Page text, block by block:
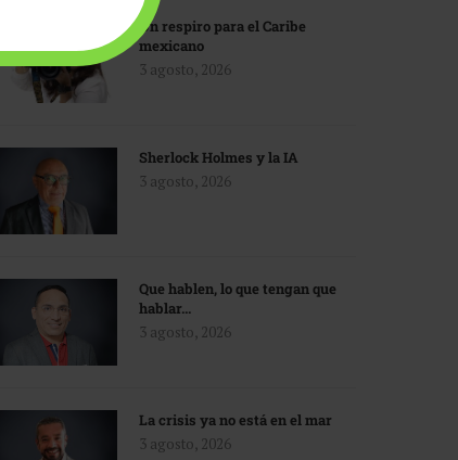
Un respiro para el Caribe
mexicano
3 agosto, 2026
Sherlock Holmes y la IA
3 agosto, 2026
Que hablen, lo que tengan que
hablar…
3 agosto, 2026
La crisis ya no está en el mar
3 agosto, 2026